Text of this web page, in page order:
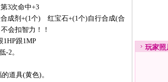
次命中+3
剂+(1个) 红宝石+(1个)自行合成(合
会扣智力！！
跟1MP
-2。
道具(黄色)。
玩家照